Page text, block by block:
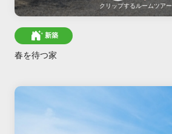
クリップするルームツアー
新築
春を待つ家